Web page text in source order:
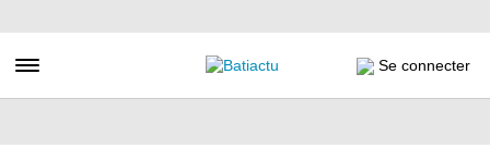
au
principal
Toggle navigation Se connecter